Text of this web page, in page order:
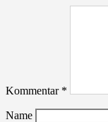
Kommentar *
Name